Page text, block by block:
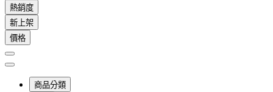
熱銷度
新上架
價格
商品分類